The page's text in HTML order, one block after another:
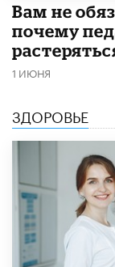
​Вам не
почему
1 ИЮНЯ
ЗДОРОВЬЕ